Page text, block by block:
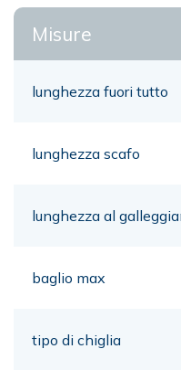
Misure
lunghezza fuori tutto
lunghezza scafo
lunghezza al
baglio max
tipo di chiglia